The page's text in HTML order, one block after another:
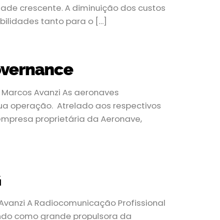
crescente. A diminuição dos custos
tanto para o […]
Marcos Avanzi As aeronaves
operação. Atrelado aos respectivos
proprietária da Aeronave,
A Radiocomunicação Profissional
como grande propulsora da